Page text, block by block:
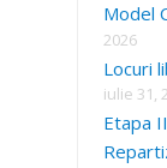
Model
2026
Locuri
iulie 31,
Etapa